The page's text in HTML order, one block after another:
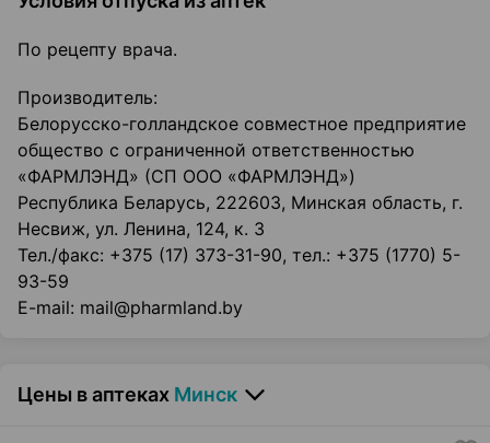
По рецепту врача.
Производитель:
Белорусско-голландское совместное предприятие
общество с ограниченной ответственностью
«ФАРМЛЭНД» (СП ООО «ФАРМЛЭНД»)
Республика Беларусь, 222603, Минская область, г.
Несвиж, ул. Ленина, 124, к. 3
Тел./факс: +375 (17) 373-31-90, тел.: +375 (1770) 5-
93-59
E-mail: mail@pharmland.by
Цены в аптеках Минск